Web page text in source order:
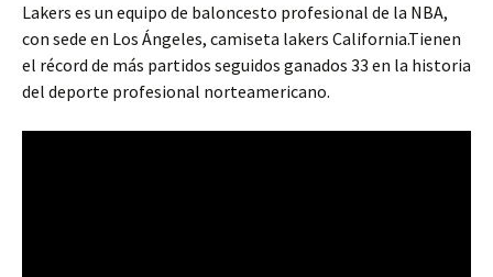
Lakers es un equipo de baloncesto profesional de la NBA,
con sede en Los Ángeles, camiseta lakers California.Tienen
el récord de más partidos seguidos ganados 33 en la historia
del deporte profesional norteamericano.